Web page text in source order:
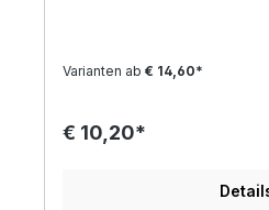
Stellenwert in der
Senkung der Blutfette und
Basilikum aufgrund seiner
entzündungshemmenden
Varianten ab € 14,60*
€ 10,20*